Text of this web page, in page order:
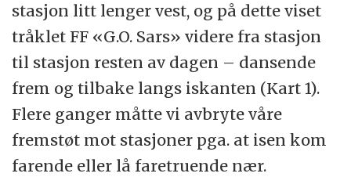
stasjon litt lenger vest, og på dette viset
tråklet FF «G.O. Sars» videre fra stasjon
til stasjon resten av dagen – dansende
frem og tilbake langs iskanten (Kart 1).
Flere ganger måtte vi avbryte våre
fremstøt mot stasjoner pga. at isen kom
farende eller lå faretruende nær.